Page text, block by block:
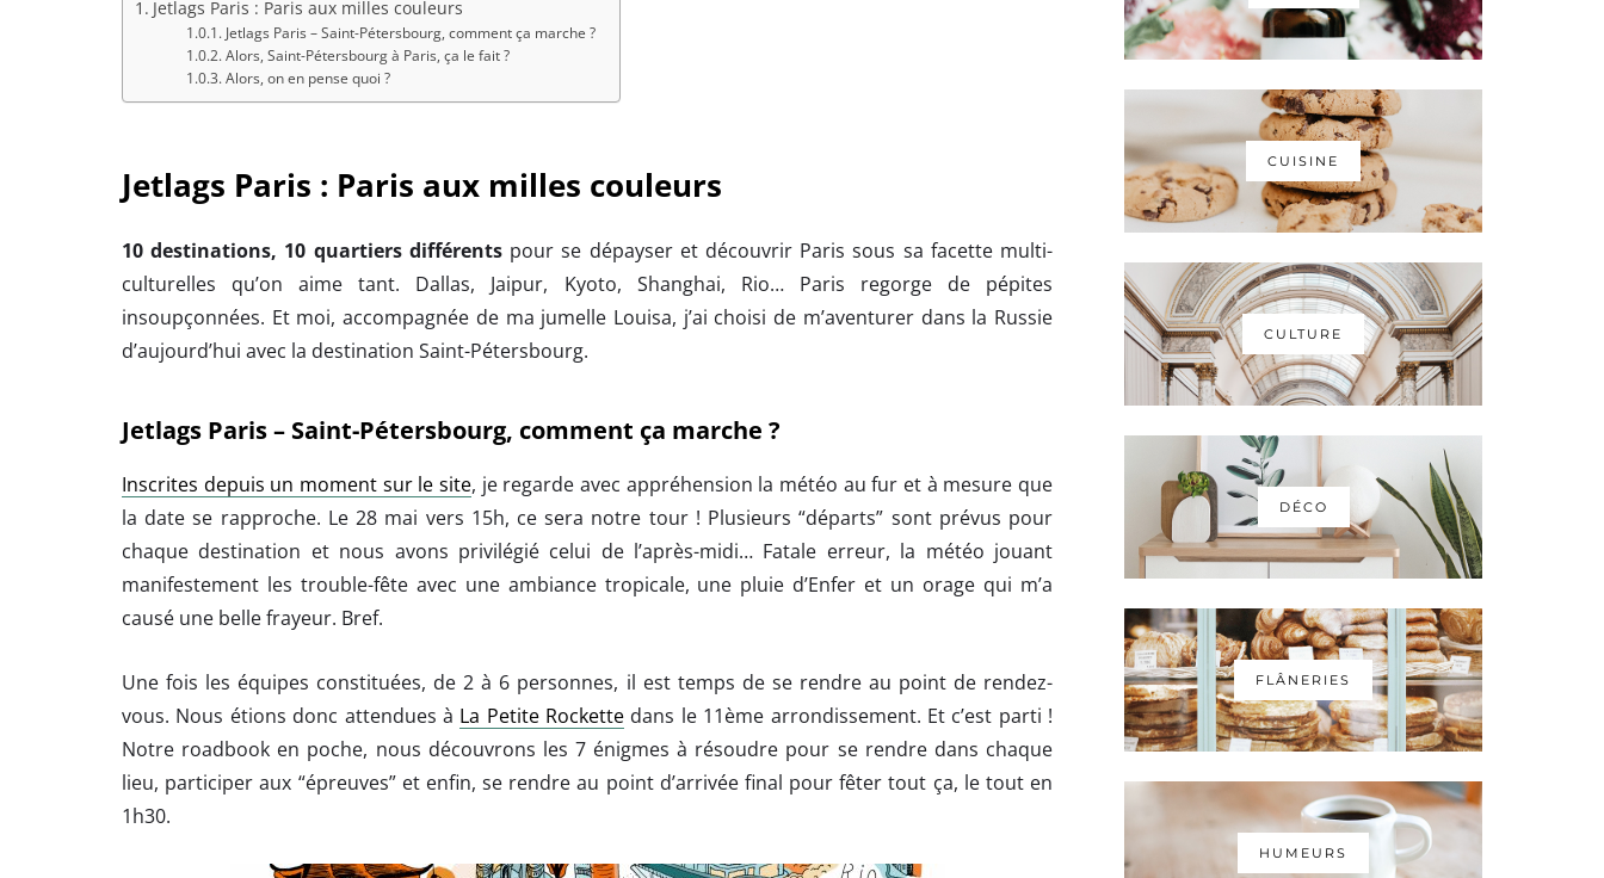
Jetlags Paris : Paris aux milles couleurs
Jetlags Paris – Saint-Pétersbourg, comment ça marche ?
Alors, Saint-Pétersbourg à Paris, ça le fait ?
Alors, on en pense quoi ?
Jetlags Paris : Paris aux milles couleurs
10 destinations, 10 quartiers différentspour se dépayser et découvrir Paris sous sa facette multi-
culturelles qu’on aime tant. Dallas, Jaipur, Kyoto, Shanghai, Rio… Paris regorge de pépites
insoupçonnées. Et moi, accompagnée de ma jumelle Louisa, j’ai choisi de m’aventurer dans la Russie
d’aujourd’hui avec la destination Saint-Pétersbourg.
Jetlags Paris – Saint-Pétersbourg, comment ça marche ?
Inscrites depuis un moment sur le site, je regarde avec appréhension la météo au fur et à mesure que
la date se rapproche. Le 28 mai vers 15h, ce sera notre tour ! Plusieurs “départs” sont prévus pour
chaque destination et nous avons privilégié celui de l’après-midi… Fatale erreur, la météo jouant
manifestement les trouble-fête avec une ambiance tropicale, une pluie d’Enfer et un orage qui m’a
causé une belle frayeur. Bref.
Une fois les équipes constituées, de 2 à 6 personnes, il est temps de se rendre au point de rendez-
vous. Nous étions donc attendues à La Petite Rockette dans le 11ème arrondissement. Et c’est parti !
Notre roadbook en poche, nous découvrons les 7 énigmes à résoudre pour se rendre dans chaque
lieu, participer aux “épreuves” et enfin, se rendre au point d’arrivée final pour fêter tout ça, le tout en
1h30.
CUISINE
CULTURE
DÉCO
FLÂNERIES
HUMEURS